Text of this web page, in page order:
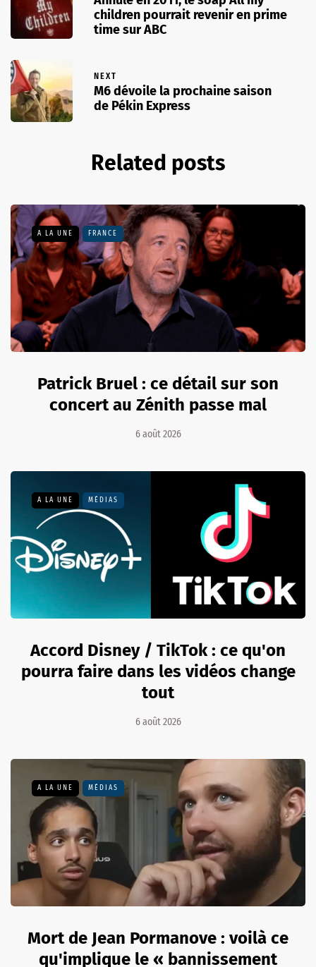
children pourrait revenir en prime
time sur ABC
NEXT
M6 dévoile la prochaine saison
de Pékin Express
Related posts
A LA UNE FRANCE
Patrick Bruel : ce détail sur son
concert au Zénith passe mal
6 août 2026
A LA UNE MÉDIAS
Accord Disney / TikTok : ce qu'on
pourra faire dans les vidéos change
tout
6 août 2026
A LA UNE MÉDIAS
Mort de Jean Pormanove : voilà ce
qu'implique le « bannissement